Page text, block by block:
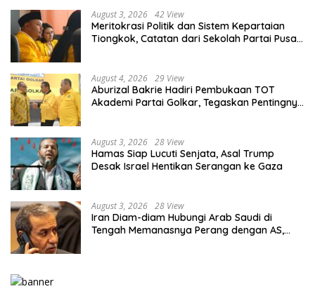
August 3, 2026 42 View
Meritokrasi Politik dan Sistem Kepartaian
Tiongkok, Catatan dari Sekolah Partai Pusat
August 4, 2026 29 View
Aburizal Bakrie Hadiri Pembukaan TOT
Akademi Partai Golkar, Tegaskan Pentingnya
August 3, 2026 28 View
Hamas Siap Lucuti Senjata, Asal Trump
Desak Israel Hentikan Serangan ke Gaza
August 3, 2026 28 View
Iran Diam-diam Hubungi Arab Saudi di
Tengah Memanasnya Perang dengan AS,